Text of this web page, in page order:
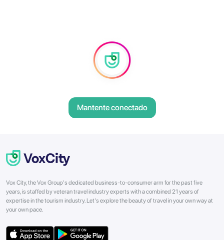
Mantente conectado
Vox City, the Vox Group's dedicated business-to-consumer arm for the past five
years, is staffed by veteran travel industry experts with a combined 21 years of
expertise in the tourism industry. Let's explore the beauty of travel in your own way at
your own pace.